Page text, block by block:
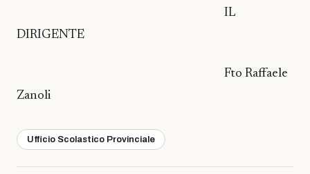
IL
DIRIGENTE
Fto Raffaele
Zanoli
Ufficio Scolastico Provinciale